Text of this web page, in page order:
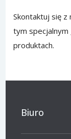
Skontaktuj się z
tym specjalnym
produktach.
Biuro